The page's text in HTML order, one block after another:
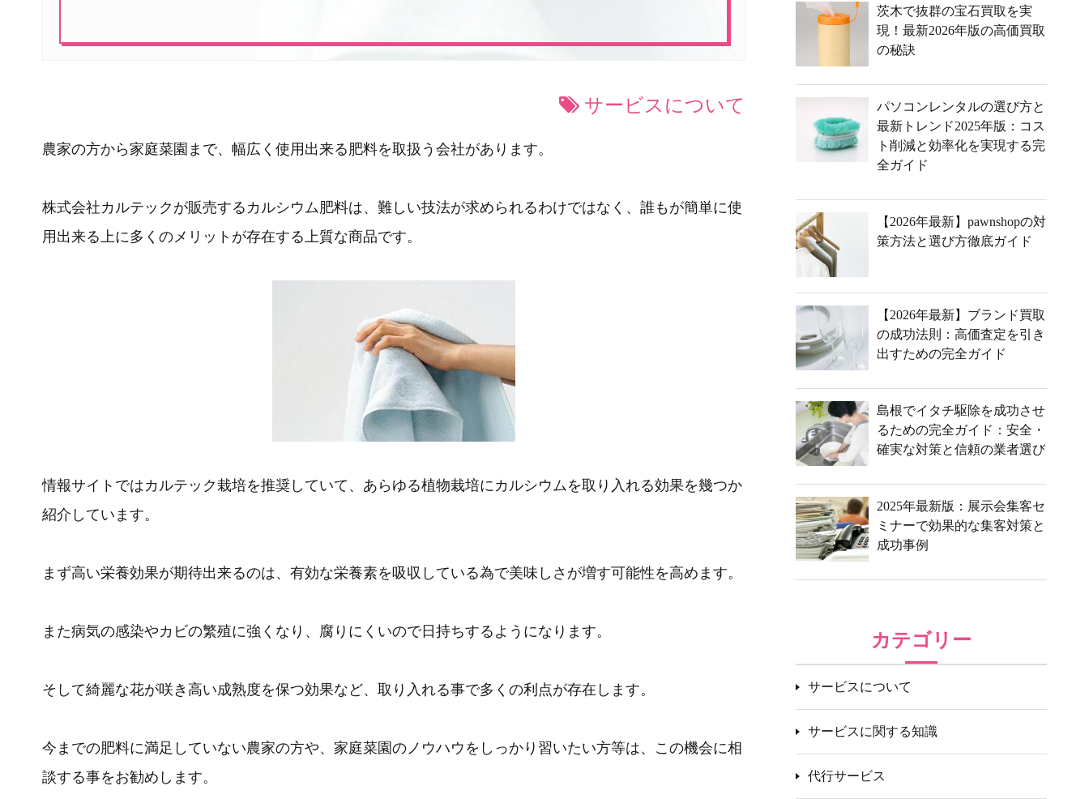
サービスについて
農家の方から家庭菜園まで、幅広く使用出来る肥料を取扱う会社があります。
株式会社カルテックが販売するカルシウム肥料は、難しい技法が求められるわけではなく、誰もが簡単に使
用出来る上に多くのメリットが存在する上質な商品です。
情報サイトではカルテック栽培を推奨していて、あらゆる植物栽培にカルシウムを取り入れる効果を幾つか
紹介しています。
まず高い栄養効果が期待出来るのは、有効な栄養素を吸収している為で美味しさが増す可能性を高めます。
また病気の感染やカビの繁殖に強くなり、腐りにくいので日持ちするようになります。
そして綺麗な花が咲き高い成熟度を保つ効果など、取り入れる事で多くの利点が存在します。
今までの肥料に満足していない農家の方や、家庭菜園のノウハウをしっかり習いたい方等は、この機会に相
談する事をお勧めします。
茨木で抜群の宝石買取を実
現！最新2026年版の高価買取
の秘訣
パソコンレンタルの選び方と
最新トレンド2025年版：コス
ト削減と効率化を実現する完
全ガイド
【2026年最新】pawnshopの対
策方法と選び方徹底ガイド
【2026年最新】ブランド買取
の成功法則：高価査定を引き
出すための完全ガイド
島根でイタチ駆除を成功させ
るための完全ガイド：安全・
確実な対策と信頼の業者選び
2025年最新版：展示会集客セ
ミナーで効果的な集客対策と
成功事例
カテゴリー
サービスについて
サービスに関する知識
代行サービス